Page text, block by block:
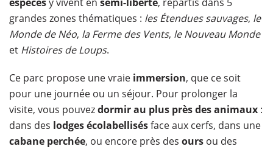
grandes zones thématiques : les Étendues sauvages, le
Monde de Néo, la Ferme des Vents, le Nouveau Monde
et Histoires de Loups.
Ce parc propose une vraie immersion, que ce soit
pour une journée ou un séjour. Pour prolonger la
visite, vous pouvezdormir au plus près des animaux :
dans des lodges écolabellisésface aux cerfs, dans une
cabane perchée, ou encore près des ours ou des